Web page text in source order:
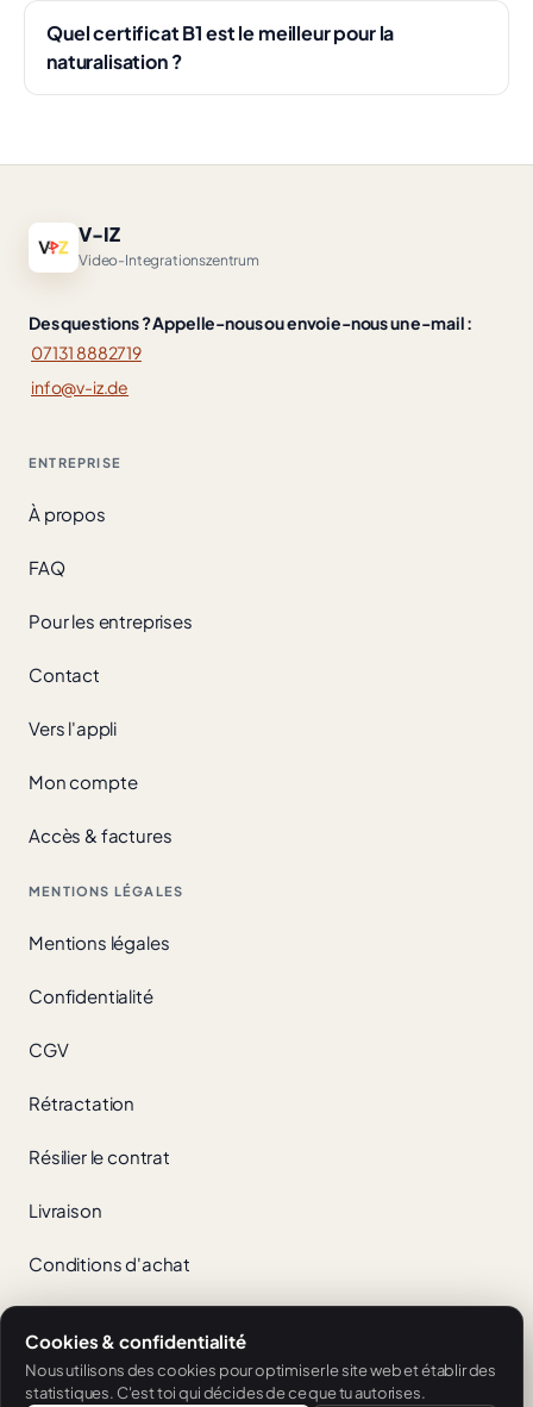
Quel certificat B1 est le meilleur pour la
naturalisation ?
V-IZ
Video-Integrationszentrum
Des questions ? Appelle-nous ou envoie-nous un e-mail :
07131 8882719
info@v-iz.de
ENTREPRISE
À propos
FAQ
Pour les entreprises
Contact
Vers l'appli
Mon compte
Accès & factures
MENTIONS LÉGALES
Mentions légales
Confidentialité
CGV
Rétractation
Résilier le contrat
Livraison
Conditions d'achat
App Store Google Play
Cookies & confidentialité
Nous utilisons des cookies pour optimiser le site web et établir des
statistiques. C'est toi qui décides de ce que tu autorises.